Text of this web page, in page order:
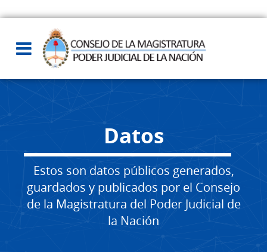
Datos
Estos son datos públicos generados,
guardados y publicados por el Consejo
de la Magistratura del Poder Judicial de
la Nación